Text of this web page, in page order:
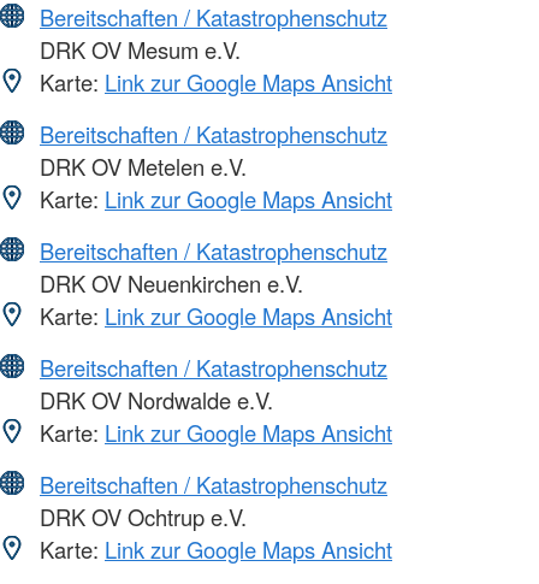
Bereitschaften / Katastrophenschutz
DRK OV Mesum e.V.
Karte: Link zur Google Maps Ansicht
Bereitschaften / Katastrophenschutz
DRK OV Metelen e.V.
Karte: Link zur Google Maps Ansicht
Bereitschaften / Katastrophenschutz
DRK OV Neuenkirchen e.V.
Karte: Link zur Google Maps Ansicht
Bereitschaften / Katastrophenschutz
DRK OV Nordwalde e.V.
Karte: Link zur Google Maps Ansicht
Bereitschaften / Katastrophenschutz
DRK OV Ochtrup e.V.
Karte: Link zur Google Maps Ansicht